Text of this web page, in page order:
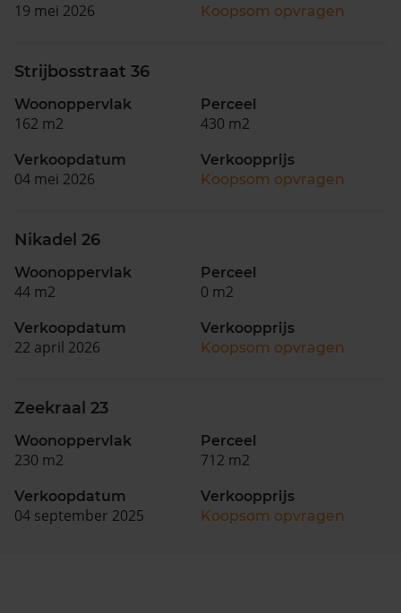
19 mei 2026
Koopsom opvragen
Strijbosstraat 36
Woonoppervlak
162 m2
Perceel
430 m2
Verkoopdatum
04 mei 2026
Verkoopprijs
Koopsom opvragen
Nikadel 26
Woonoppervlak
44 m2
Perceel
0 m2
Verkoopdatum
22 april 2026
Verkoopprijs
Koopsom opvragen
Zeekraal 23
Woonoppervlak
230 m2
Perceel
712 m2
Verkoopdatum
04 september 2025
Verkoopprijs
Koopsom opvragen